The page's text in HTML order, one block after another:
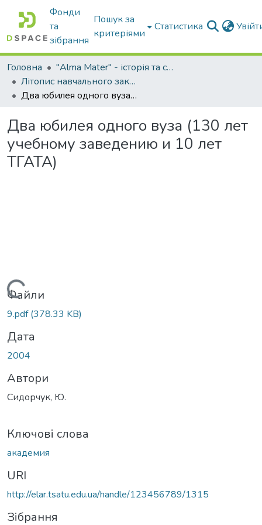
Фонди
та
зібрання
Пошук за
критеріями
Статистика
Головна
"Alma Mater" - історія та сьогодення Університету
Літопис навчального закладу: МІМСГ-ТДАТА-ТДАТУ
Два юбилея одного вуза (130 лет учебному заведению и 10 лет ТГАТА)
Два юбилея одного вуза (130 лет
учебному заведению и 10 лет
ТГАТА)
Вантажиться...
Файли
9.pdf(378.33 KB)
Дата
2004
Автори
Сидорчук, Ю.
Ключові слова
академия
URI
http://elar.tsatu.edu.ua/handle/123456789/1315
Зібрання